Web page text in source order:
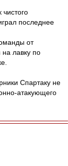
чистого
последнее
от
лавку по
Спартаку не
атакующего